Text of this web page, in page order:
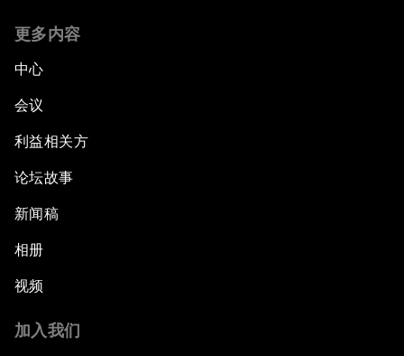
更多内容
中心
会议
利益相关方
论坛故事
新闻稿
相册
视频
加入我们